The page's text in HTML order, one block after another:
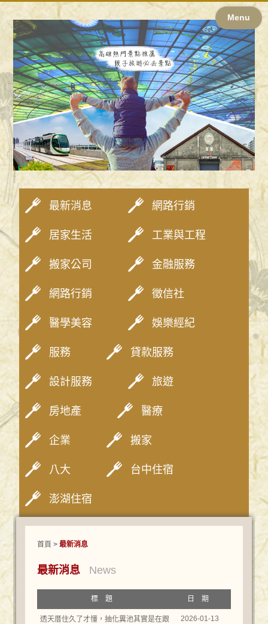
Menu
最新消息 網路行銷
居家生活 工業與工程
搬家公司 金融服務
網路行銷 徵信社
醫學美容 娛樂經紀
服務 貸款服務
設計服務 旅遊
房地產 醫療
企業 搬家
八大 台中住宿
澎湖住宿
首頁 >最新消息
最新消息 News
標題 日期
透天厝住久了才懂，抽化糞池其實是在跟
2026-01-13